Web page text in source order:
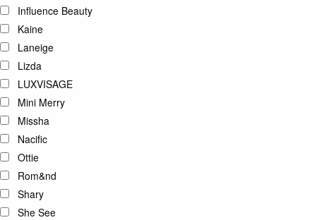
Influence Beauty
Kaine
Laneige
Lizda
LUXVISAGE
Mini Merry
Missha
Nacific
Ottie
Rom&nd
Shary
She See